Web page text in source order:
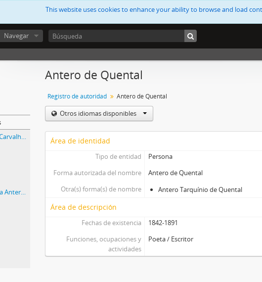
This website uses cookies to enhance your ability to browse and load
Navegar
Contrato entre a EMI-Valentim de Carvalho e José Mário Branco
Letra da canção "De pé (Saudação a Antero)"
Antero de Quental
Registro de autoridad Antero de Quental
Otros idiomas disponibles
Área de identidad
Tipo de entidad
Persona
Forma autorizada del nombre
Antero de Quental
Otra(s) forma(s) de nombre
Antero Tarquínio de Quental
Área de descripción
Fechas de existencia
1842-1891
Funciones, ocupaciones y
actividades
Poeta / Escritor